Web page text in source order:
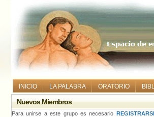
INICIO LA PALABRA ORATORIO
Nuevos Miembros
Para unirse a este grupo es necesario